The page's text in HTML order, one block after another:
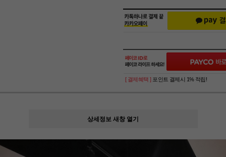
[ 결제혜택 ] 포인트 결제시 1% 적립!
상세정보 새창 열기